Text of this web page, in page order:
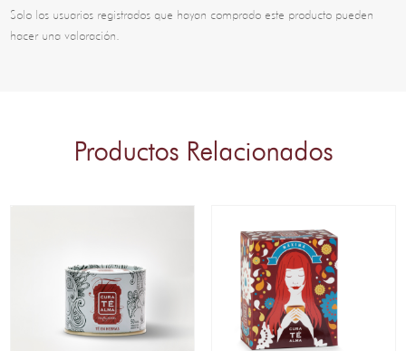
Solo los usuarios registrados que hayan comprado este producto pueden
hacer una valoración.
Productos Relacionados